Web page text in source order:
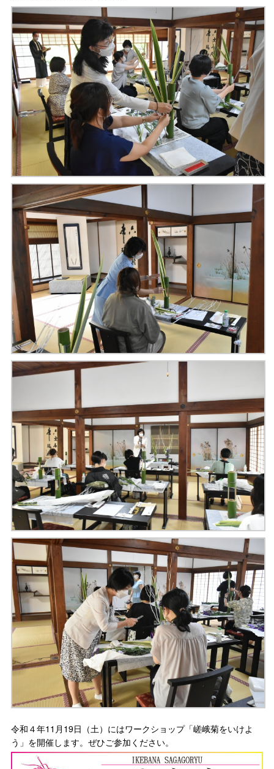
令和４年11月19日（土）にはワークショップ「嵯峨菊をいけよ
う」を開催します。ぜひご参加ください。